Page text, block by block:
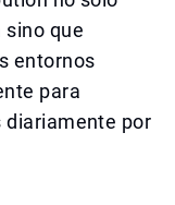
sino que
entornos
para
diariamente por